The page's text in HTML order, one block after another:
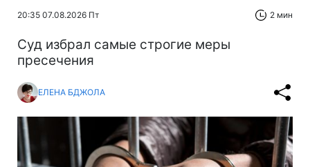
20:35 07.08.2026 Пт 2 мин
Суд избрал самые строгие меры
пресечения
ЕЛЕНА БДЖОЛА